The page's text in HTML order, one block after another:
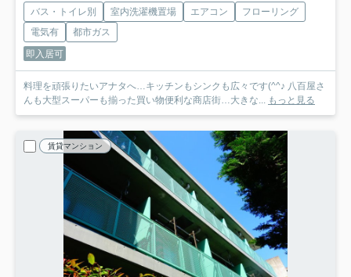
バス・トイレ別 室内洗濯機置場 エアコン
フローリング
電気有
都市ガス
即入居可
料理を頑張りたいアナタへ…キッチンもシンクも広々です(^^♪ 八百屋さ
んも大型スーパーも揃った買い物便利な商店街…大きな... もっと見る
賃貸マンション